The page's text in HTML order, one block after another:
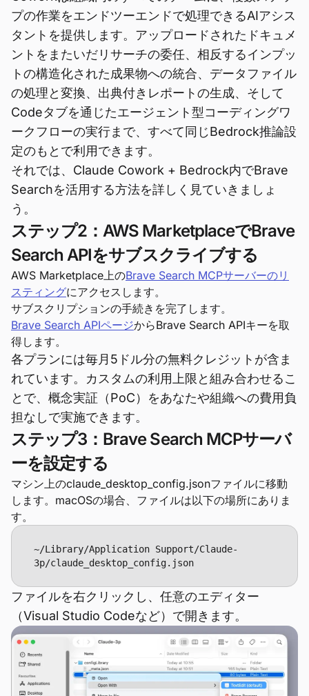
プの作業をエンドツーエンドで処理できるAIアシス
タントを提供します。アップロードされたドキュメ
ントをまたいだリサーチの委任、相反するインプッ
トの構造化された成果物への統合、データファイル
の処理と変換、出典付きレポートの生成、そして
Codeタブを通じたエージェント型コーディングワ
ークフローの実行まで、すべて同じBedrock推論設
定のもとで利用できます。
それでは、Claude Cowork + Bedrock内でBrave
Searchを活用する方法を詳しく見ていきましょ
う。
ステップ2：AWS MarketplaceでBrave
Search APIをサブスクライブする
AWS Marketplace上のBrave Search MCPサーバーのリ
スティングにアクセスします。
サブスクリプションの手続きを完了します。
Brave Search APIページからBrave Search APIキーを取
得します。
各プランには毎月5ドル分の無料クレジットが含ま
れています。カスタムの利用上限と組み合わせるこ
とで、概念実証（PoC）をあなたや組織への費用負
担なしで実施できます。
ステップ3：Brave Search MCPサーバ
ーを設定する
マシン上のclaude_desktop_config.jsonファイルに移動
します。macOSの場合、ファイルは以下の場所にありま
す。
~/Library/Application Support/Claude-
3p/claude_desktop_config.json
ファイルを右クリックし、任意のエディター
（Visual Studio Codeなど）で開きます。